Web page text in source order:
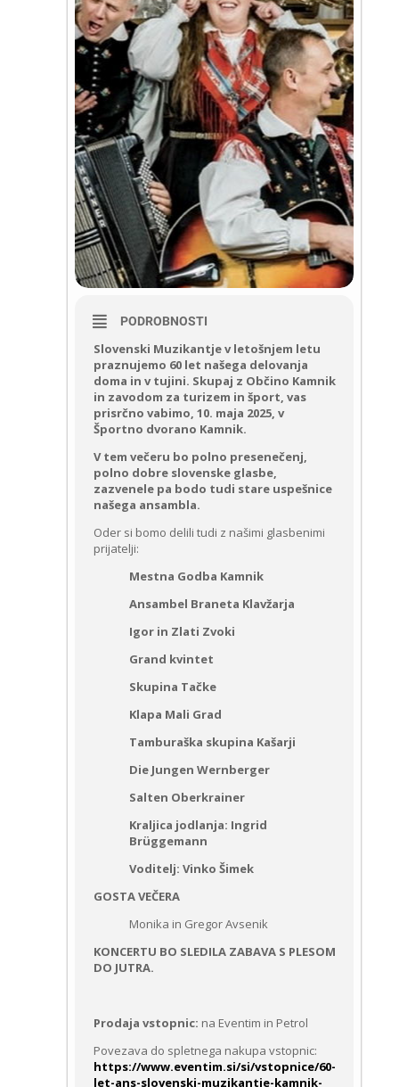
PODROBNOSTI
Slovenski Muzikantje v letošnjem letu
praznujemo 60 let našega delovanja
doma in v tujini. Skupaj z Občino Kamnik
in zavodom za turizem in šport, vas
prisrčno vabimo, 10. maja 2025, v
Športno dvorano Kamnik.
V tem večeru bo polno presenečenj,
polno dobre slovenske glasbe,
zazvenele pa bodo tudi stare uspešnice
našega ansambla.
Oder si bomo delili tudi z našimi glasbenimi
prijatelji:
Mestna Godba Kamnik
Ansambel Braneta Klavžarja
Igor in Zlati Zvoki
Grand kvintet
Skupina Tačke
Klapa Mali Grad
Tamburaška skupina Kašarji
Die Jungen Wernberger
Salten Oberkrainer
Kraljica jodlanja: Ingrid
Brüggemann
Voditelj: Vinko Šimek
GOSTA VEČERA
Monika in Gregor Avsenik
KONCERTU BO SLEDILA ZABAVA S PLESOM
DO JUTRA.
Prodaja vstopnic: na Eventim in Petrol
Povezava do spletnega nakupa vstopnic:
https://www.eventim.si/si/vstopnice/60-
let-ans-slovenski-muzikantje-kamnik-